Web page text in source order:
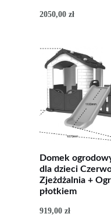
2050,00 zł
Domek
dla dzieci
Zjeżdżalnia +
płotkiem
919,00 zł